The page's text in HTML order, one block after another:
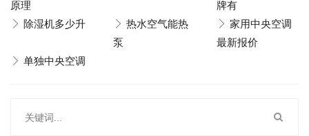
原理
牌有
除湿机多少升
热水空气能热
泵
家用中央空调
最新报价
单独中央空调